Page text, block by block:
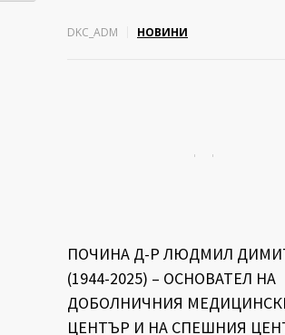
DKC_ADM НОВИНИ
ПОЧИНА Д-Р ЛЮДМИЛ
(1944-2025) – ОСНОВАТЕЛ НА
ДОБОЛНИЧНИЯ
ЦЕНТЪР И НА СПЕШНИЯ